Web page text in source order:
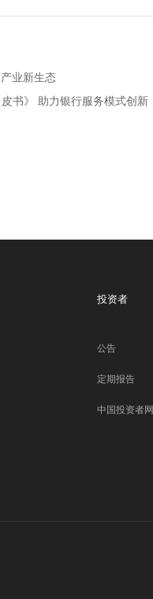
业新生态
书》 助力银行服务模式创新
投资者
公告
定期报告
中国投资者网